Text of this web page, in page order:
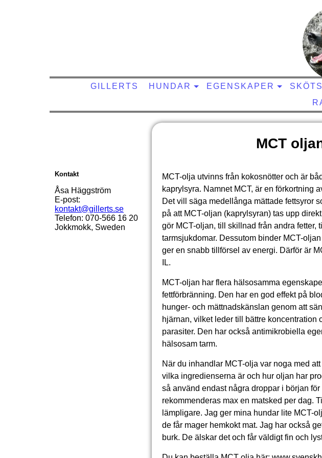
GILLERTS HUNDAR EGENSKAPER
MCT
MCT-olja utvinns från kokosnötter och är
kaprylsyra. Namnet MCT, är en förkortning
Det vill säga medellånga mättade fettsyror
på att MCT-oljan (kaprylsyran) tas upp
gör MCT-oljan, till skillnad från andra fetter,
tarmsjukdomar. Dessutom binder MCT-
ger en snabb tillförsel av energi. Därför är
IL.
MCT-oljan har flera hälsosamma
fettförbränning. Den har en god effekt på
hunger- och mättnadskänslan genom att
hjärnan, vilket leder till bättre koncentration
parasiter. Den har också antimikrobiella
hälsosam tarm.
När du inhandlar MCT-olja var noga med
vilka ingredienserna är och hur oljan har
så använd endast några droppar i början
rekommenderas max en matsked per dag.
lämpligare. Jag ger mina hundar lite MCT-
de får mager hemkokt mat. Jag har också
burk. De älskar det och får väldigt fin och
Kontakt
Åsa Häggström
E-post:
kontakt@gillerts.se
Telefon: 070-566 16 20
Jokkmokk, Sweden